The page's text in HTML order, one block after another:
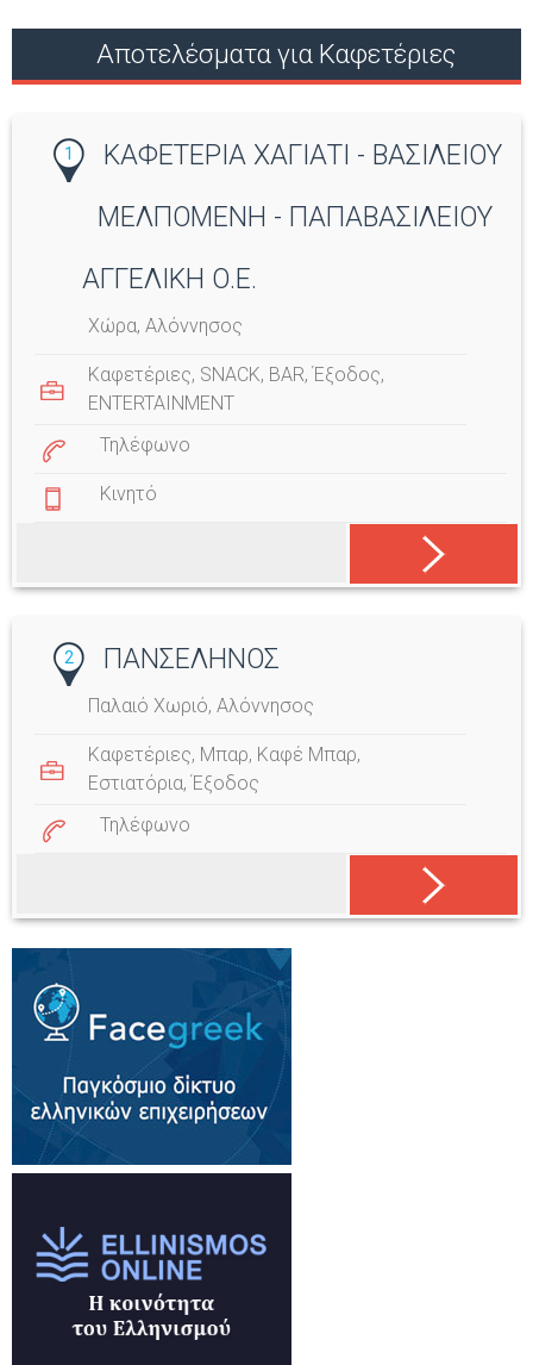
Αποτελέσματα για Καφετέριες
1
ΚΑΦΕΤΕΡΙΑ ΧΑΓΙΑΤΙ - ΒΑΣΙΛΕΙΟΥ
ΜΕΛΠΟΜΕΝΗ - ΠΑΠΑΒΑΣΙΛΕΙΟΥ
ΑΓΓΕΛΙΚΗ Ο.Ε.
Χώρα, Αλόννησος
Καφετέριες, SNACK, BAR,Έξοδος,
ENTERTAINMENT
Τηλέφωνο
Κινητό
2 ΠΑΝΣΕΛΗΝΟΣ
Παλαιό Χωριό, Αλόννησος
Καφετέριες, Μπαρ, Καφέ Μπαρ,
Εστιατόρια,Έξοδος
Τηλέφωνο